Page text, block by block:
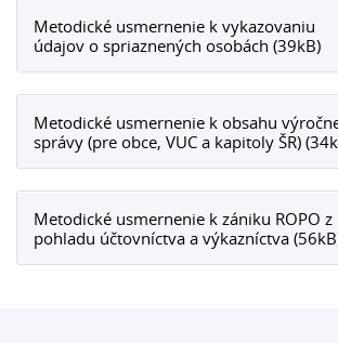
Metodické usmernenie k vykazovaniu
údajov o spriaznených osobách (39kB)
Metodické usmernenie k obsahu
správy (pre obce, VUC a kapitoly ŠR)
Metodické usmernenie k zániku ROPO z
pohladu účtovníctva a výkazníctva